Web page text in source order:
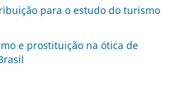
para o estudo do turismo
e prostituição na ótica de